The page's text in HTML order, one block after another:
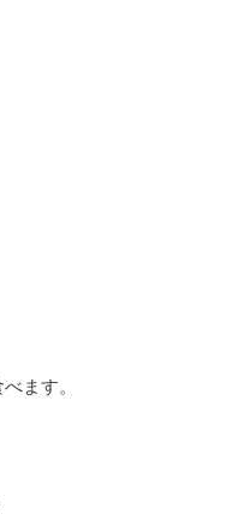
ます。